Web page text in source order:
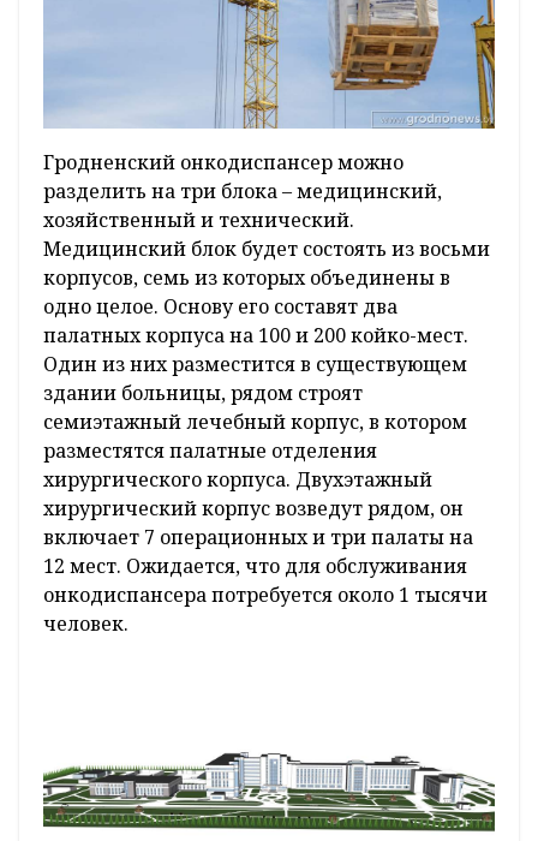
Гродненский онкодиспансер можно
разделить на три блока – медицинский,
хозяйственный и технический.
Медицинский блок будет состоять из восьми
корпусов, семь из которых объединены в
одно целое. Основу его составят два
палатных корпуса на 100 и 200 койко-мест.
Один из них разместится в существующем
здании больницы, рядом строят
семиэтажный лечебный корпус, в котором
разместятся палатные отделения
хирургического корпуса. Двухэтажный
хирургический корпус возведут рядом, он
включает 7 операционных и три палаты на
12 мест. Ожидается, что для обслуживания
онкодиспансера потребуется около 1 тысячи
человек.